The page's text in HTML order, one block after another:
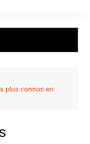
plus connus en